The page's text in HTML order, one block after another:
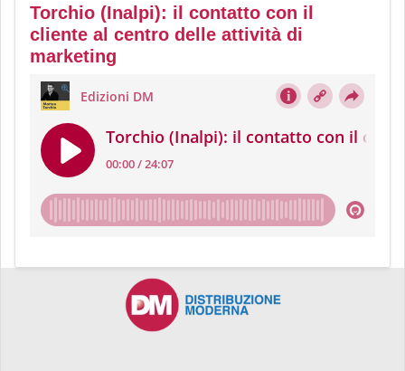
Torchio (Inalpi): il contatto con il
cliente al centro delle attività di
marketing